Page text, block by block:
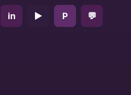
in ▶ P 💬